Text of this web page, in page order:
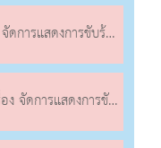
ดงนาฏศิลป์สร้างสรรค์เพลงพระราชนิพนธ์
แสดงนาฏศิลป์สร้างสรรค์เพลงพระราชนิพนธ์